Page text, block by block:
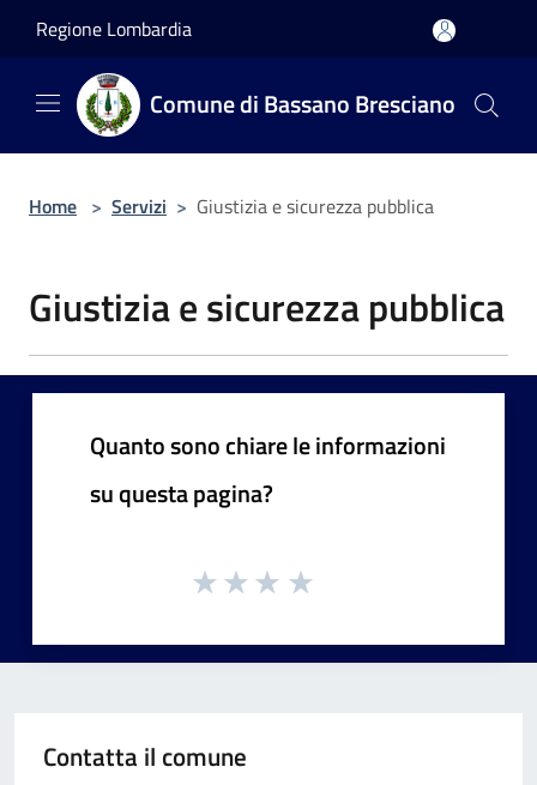
Regione Lombardia
Comune di Bassano Bresciano
Home > Servizi > Giustizia e sicurezza pubblica
Giustizia e sicurezza pubblica
Quanto sono chiare le informazioni
su questa pagina?
Contatta il comune